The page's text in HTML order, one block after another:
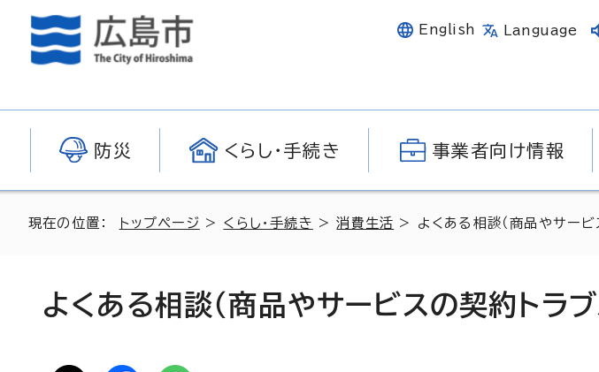
English Language
防災 くらし・手続き 事業者向け情報
現在の位置： トップページ > くらし・手続き >消費生活 > よくある相談（商品やサービ
よくある相談（商品やサービスの契約トラブ